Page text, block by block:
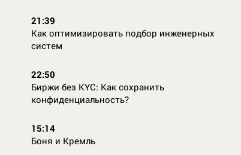
21:39
Как оптимизировать подбор инженерных
систем
22:50
Биржи без KYC: Как сохранить
конфиденциальность?
15:14
Боня и Кремль